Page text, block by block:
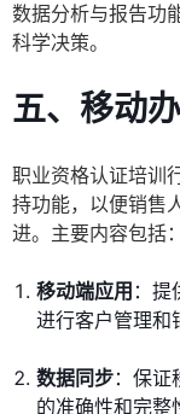
数据分析与报告功
科学决策。
五、移动
职业资格认证培训
持功能，以便销售
进。主要内容包括：
移动端应用 ：提
进行客户管理和
数据同步：保证
的准确性和完整